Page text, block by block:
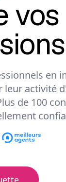
vos
en
leur activité
de 100